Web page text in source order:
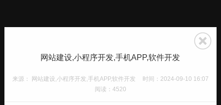
网站建设,小程序开发,手机APP,软件开发
来源： 网站建设,小程序开发,手机APP,软件开发
时间：2024-09-10 16:07
阅读：4520